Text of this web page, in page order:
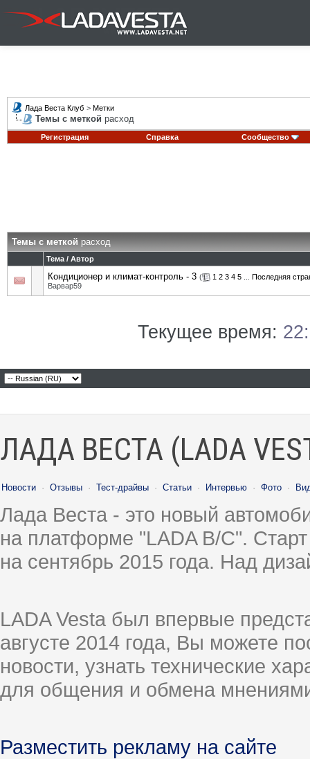
Лада Веста Клуб > Метки
Темы с меткой расход
Регистрация Справка Сообщество
Темы с меткойрасход
Тема / Автор
Кондиционер и климат-контроль - 3 ( 1 2 3 4 5
Последняя
Варвар59
Текущее время:
ЛАДА ВЕСТА (LADA
Новости · Отзывы · Тест-драйвы · Статьи · Интервью · Фото ·
Лада Веста - это новый
на платформе "LADA B/C".
на сентябрь 2015 года. Над
LADA Vesta был впервые
августе 2014 года, Вы можете
новости, узнать технические
для общения и обмена
Разместить рекламу на сайте